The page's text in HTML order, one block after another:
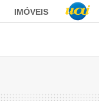
IMÓVEIS